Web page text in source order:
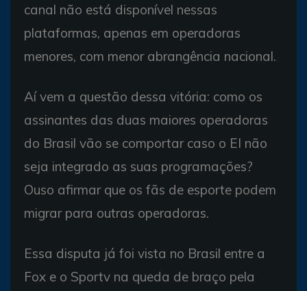
canal não está disponível nessas
plataformas, apenas em operadoras
menores, com menor abrangência nacional.
Aí vem a questão dessa vitória: como os
assinantes das duas maiores operadoras
do Brasil vão se comportar caso o EI não
seja integrado as suas programações?
Ouso afirmar que os fãs de esporte podem
migrar para outras operadoras.
Essa disputa já foi vista no Brasil entre a
Fox e o Sportv na queda de braço pela